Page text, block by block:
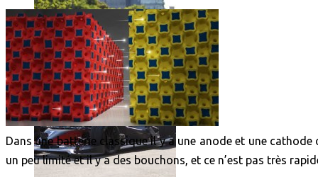
Dans une batterie classique il y a une anode et une
un peu limité et il y a des bouchons, et ce n’est pas très